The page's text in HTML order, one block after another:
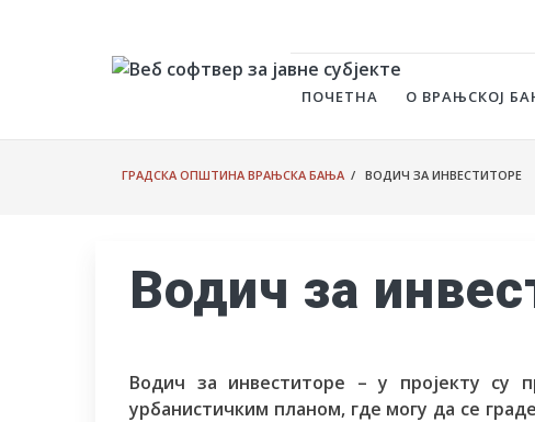
ПОЧЕТНА О ВРАЊСКОЈ
ГРАДСКА ОПШТИНА ВРАЊСКА БАЊА / ВОДИЧ ЗА ИНВЕСТИТОРЕ
Водич за
Водич за инвеститоре – у пројекту су
урбанистичким планом, где могу да се